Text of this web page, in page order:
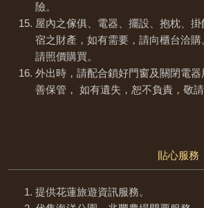
險。
屋內之傢俱、電器、擺設、抱枕、
宿之財產，如有需要，請向櫃台洽
請照價購買。
外出時，請配合鎖好門窗及關閉電
善保管， 如有遺失，恕不負責，敬請
貼心服務
提供花蓮旅遊資訊服務。